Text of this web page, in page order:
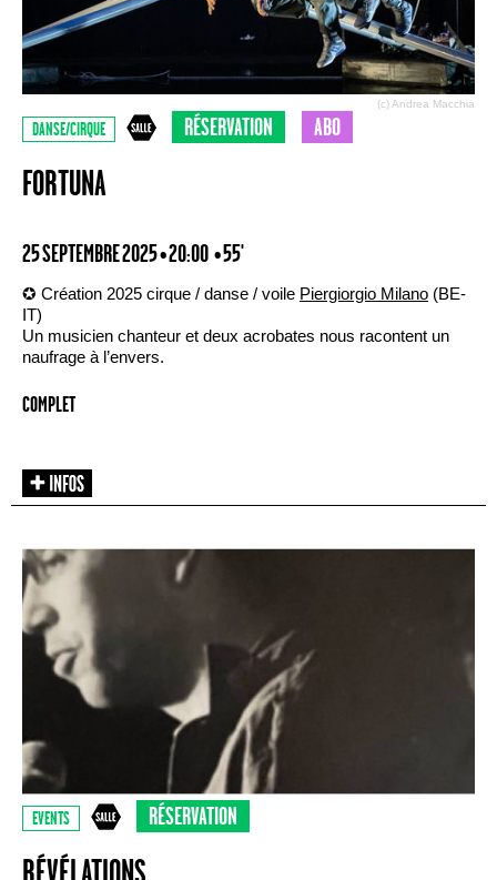
(c) Andrea Macchia
DANSE/CIRQUE RÉSERVATION ABO
FORTUNA
25 SEPTEMBRE 2025 • 20:00 • 55'
✪ Création 2025 cirque / danse / voile Piergiorgio Milano (BE-
IT)
Un musicien chanteur et deux acrobates nous racontent un
naufrage à l’envers.
COMPLET
EVENTS RÉSERVATION